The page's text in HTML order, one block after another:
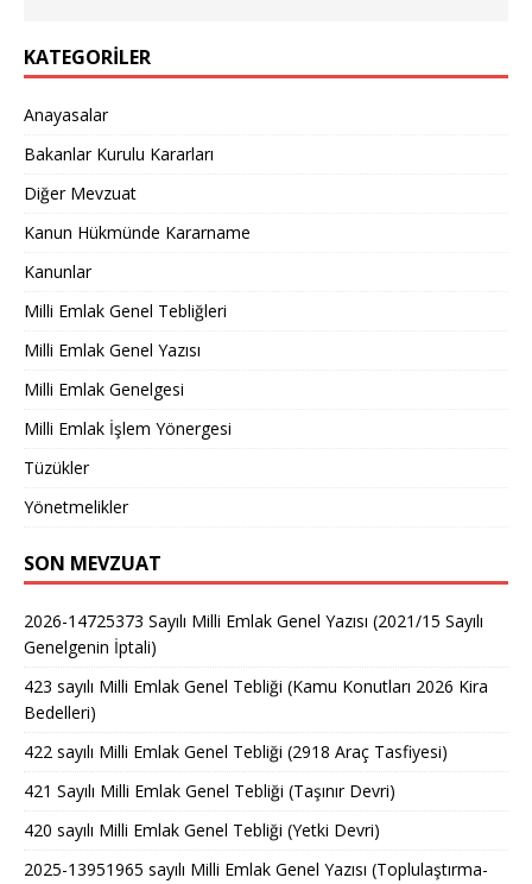
KATEGORILER
Anayasalar
Bakanlar Kurulu Kararları
Diğer Mevzuat
Kanun Hükmünde Kararname
Kanunlar
Milli Emlak Genel Tebliğleri
Milli Emlak Genel Yazısı
Milli Emlak Genelgesi
Milli Emlak İşlem Yönergesi
Tüzükler
Yönetmelikler
SON MEVZUAT
2026-14725373 Sayılı Milli Emlak Genel Yazısı (2021/15 Sayılı
Genelgenin İptali)
423 sayılı Milli Emlak Genel Tebliği (Kamu Konutları 2026 Kira
Bedelleri)
422 sayılı Milli Emlak Genel Tebliği (2918 Araç Tasfiyesi)
421 Sayılı Milli Emlak Genel Tebliği (Taşınır Devri)
420 sayılı Milli Emlak Genel Tebliği (Yetki Devri)
2025-13951965 sayılı Milli Emlak Genel Yazısı (Toplulaştırma-